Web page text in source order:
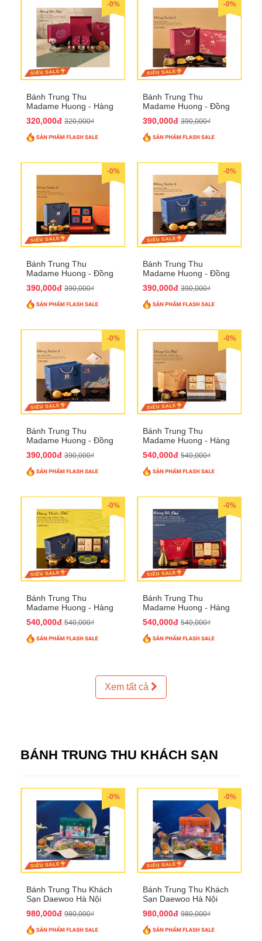
-0%
Bánh Trung Thu
Madame Huong - Hàng
320,000đ 320,000₫
-0%
Bánh Trung Thu
Madame Huong - Đồng
390,000đ 390,000₫
-0%
Bánh Trung Thu
Madame Huong - Đồng
390,000đ 390,000₫
-0%
Bánh Trung Thu
Madame Huong - Đồng
390,000đ 390,000₫
-0%
Bánh Trung Thu
Madame Huong - Đồng
390,000đ 390,000₫
-0%
Bánh Trung Thu
Madame Huong - Hàng
540,000đ 540,000₫
-0%
Bánh Trung Thu
Madame Huong - Hàng
540,000đ 540,000₫
-0%
Bánh Trung Thu
Madame Huong - Hàng
540,000đ 540,000₫
Xem tất cả
BÁNH TRUNG THU KHÁCH SẠN
-0%
Bánh Trung Thu Khách
Sạn Daewoo Hà Nội
QTTT30
980,000đ 980,000₫
-0%
Bánh Trung Thu Khách
Sạn Daewoo Hà Nội
QTTT31
980,000đ 980,000₫